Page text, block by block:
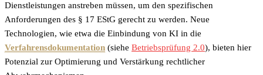
Dienstleistungen anstreben müssen, um den spezifischen
Anforderungen des § 17 EStG gerecht zu werden. Neue
Technologien, wie etwa die Einbindung von KI in die
Verfahrensdokumentation (siehe Betriebsprüfung 2.0), bieten hier
Potenzial zur Optimierung und Verstärkung rechtlicher